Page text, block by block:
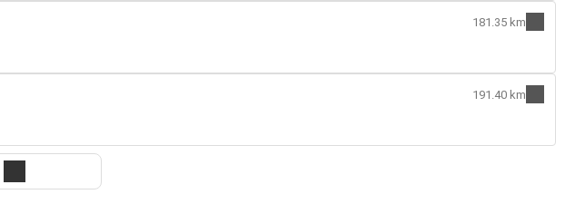
181.35 km
191.40 km